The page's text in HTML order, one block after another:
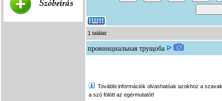
1 találat:
провинциальная трущоба
További információk olvashatóak azokhoz a
a szó fölött az egérmutatót!